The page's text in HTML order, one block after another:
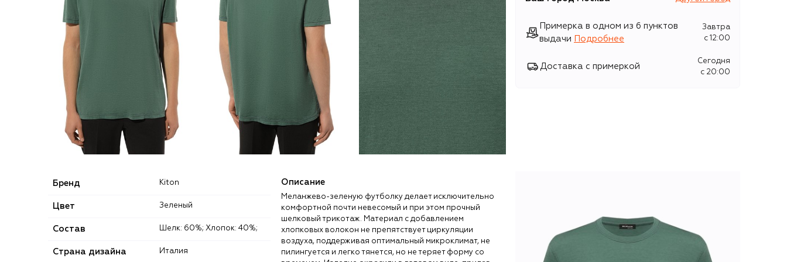
Примерка в одном из 6 пунктов
выдачи
Подробнее
Завтра
c 12:00
Доставка с примеркой
Сегодня
c 20:00
Бренд Kiton
Цвет Зеленый
Состав Шелк: 60%; Хлопок: 40%;
Страна дизайна Италия
Описание
Меланжево-зеленую футболку делает исключительно
комфортной почти невесомый и при этом прочный
шелковый трикотаж. Материал с добавлением
хлопковых волокон не препятствует циркуляции
воздуха, поддерживая оптимальный микроклимат, не
пилингуется и легко тянется, но не теряет форму со